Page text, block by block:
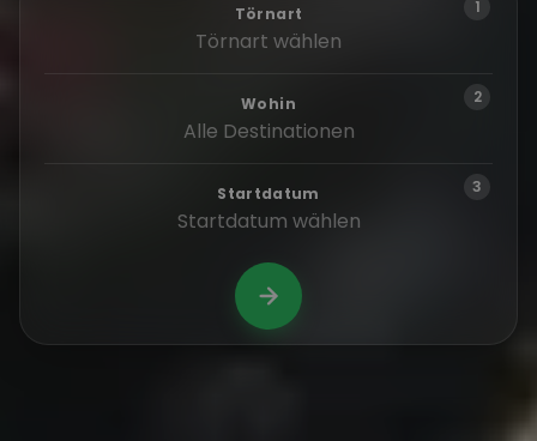
1
Törnart
Törnart wählen
2
Wohin
Alle Destinationen
3
Startdatum
Startdatum wählen